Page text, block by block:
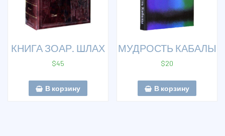
КНИГА ЗОАР. ШЛАХ
$45
В корзину
МУДРОСТЬ КАБАЛЫ
$20
В корзину